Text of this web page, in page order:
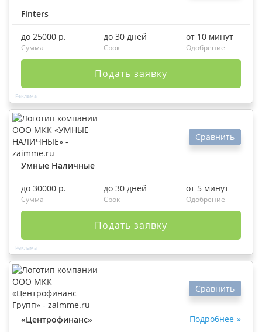
Finters
до 25000 р.
Сумма
до 30 дней
Срок
от 10 минут
Одобрение
Подать заявку
Умные Наличные
Сравнить
до 30000 р.
Сумма
до 30 дней
Срок
от 5 минут
Одобрение
Подать заявку
«Центрофинанс» Подробнее
Сравнить